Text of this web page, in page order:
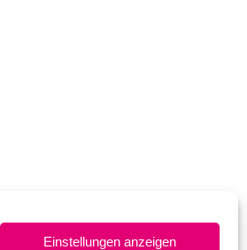
Einstellungen anzeigen